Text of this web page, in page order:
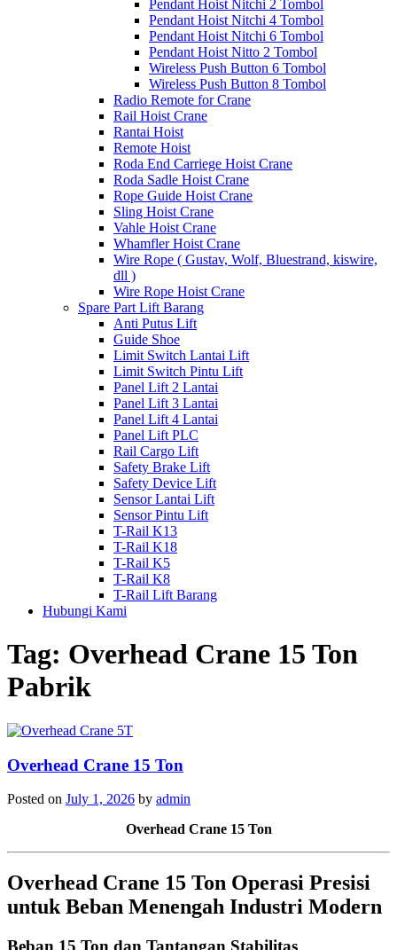
Pendant Hoist Nitchi 2 Tombol
Pendant Hoist Nitchi 4 Tombol
Pendant Hoist Nitchi 6 Tombol
Pendant Hoist Nitto 2 Tombol
Wireless Push Button 6 Tombol
Wireless Push Button 8 Tombol
Radio Remote for Crane
Rail Hoist Crane
Rantai Hoist
Remote Hoist
Roda End Carriege Hoist Crane
Roda Sadle Hoist Crane
Rope Guide Hoist Crane
Sling Hoist Crane
Vahle Hoist Crane
Whamfler Hoist Crane
Wire Rope ( Gustav, Wolf, Bluestrand, kiswire,
dll )
Wire Rope Hoist Crane
Spare Part Lift Barang
Anti Putus Lift
Guide Shoe
Limit Switch Lantai Lift
Limit Switch Pintu Lift
Panel Lift 2 Lantai
Panel Lift 3 Lantai
Panel Lift 4 Lantai
Panel Lift PLC
Rail Cargo Lift
Safety Brake Lift
Safety Device Lift
Sensor Lantai Lift
Sensor Pintu Lift
T-Rail K13
T-Rail K18
T-Rail K5
T-Rail K8
T-Rail Lift Barang
Hubungi Kami
Tag: Overhead Crane 15 Ton
Pabrik
Overhead Crane 15 Ton
Posted on July 1, 2026 by admin
Overhead Crane 15 Ton
Overhead Crane 15 Ton Operasi Presisi
untuk Beban Menengah Industri Modern
Beban 15 Ton dan Tantangan Stabilitas